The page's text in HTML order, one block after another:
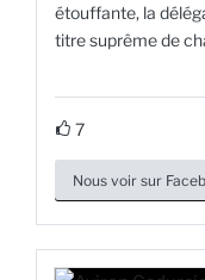
étouffante, la
titre suprême de
7
Nous voir sur